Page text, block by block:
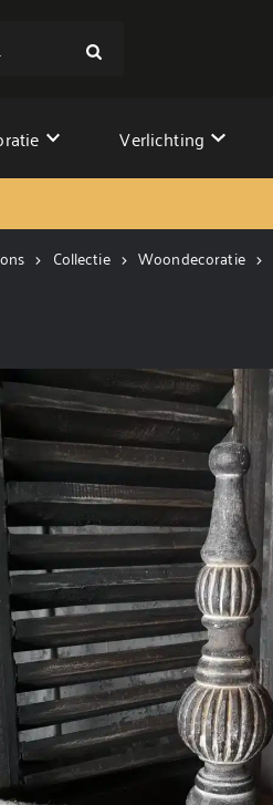
Verlichting
Collectie Woondecoratie